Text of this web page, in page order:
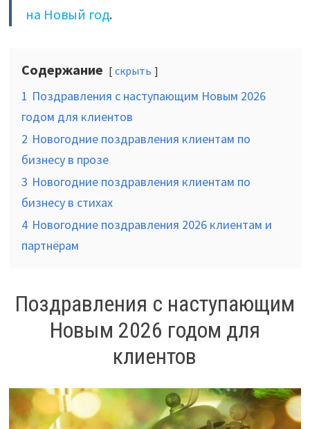
на Новый год.
Содержание скрыть
1 Поздравления с наступающим Новым 2026
годом для клиентов
2 Новогодние поздравления клиентам по
бизнесу в прозе
3 Новогодние поздравления клиентам по
бизнесу в стихах
4 Новогодние поздравления 2026 клиентам и
партнёрам
Поздравления с наступающим
Новым 2026 годом для
клиентов